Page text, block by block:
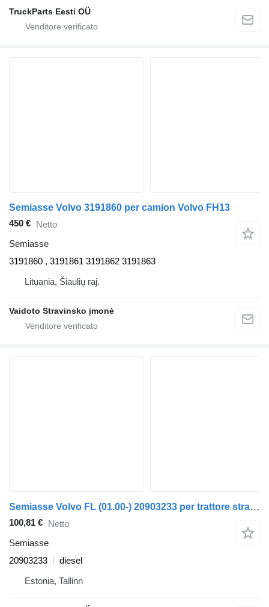
TruckParts Eesti OÜ
Semiasse Volvo 3191860 per camion Volvo FH13
450 € Netto
Semiasse
3191860 , 3191861 3191862 3191863
Lituania, Šiaulių raj.
Vaidoto Stravinsko įmonė
Semiasse Volvo FL (01.00-) 20903233 per trattore stradale Volvo FL, FL6, FL7, FL10, FL12, FS718 (1985-2005)
100,81 € Netto
Semiasse
20903233
diesel
Estonia, Tallinn